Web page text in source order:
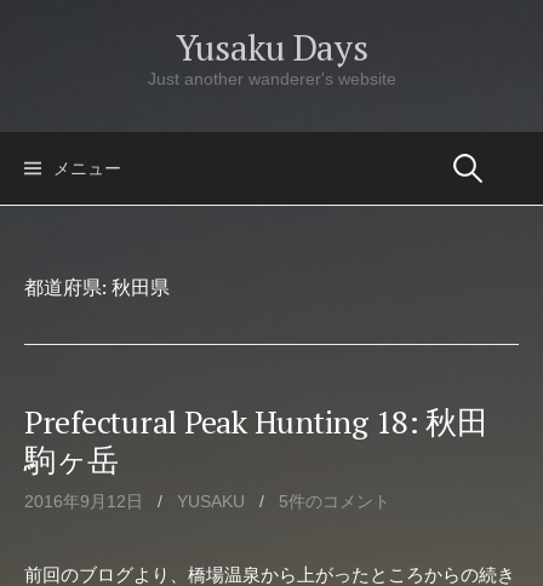
ツ
Yusaku Days
Just another wanderer's website
メニュー
都道府県:秋田県
Prefectural Peak Hunting 18: 秋田
駒ヶ岳
2016年9月12日 / YUSAKU / 5件のコメント
前回のブログより、橋場温泉から上がったところからの続き